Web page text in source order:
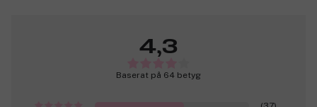
4,3
Baserat på 64 betyg